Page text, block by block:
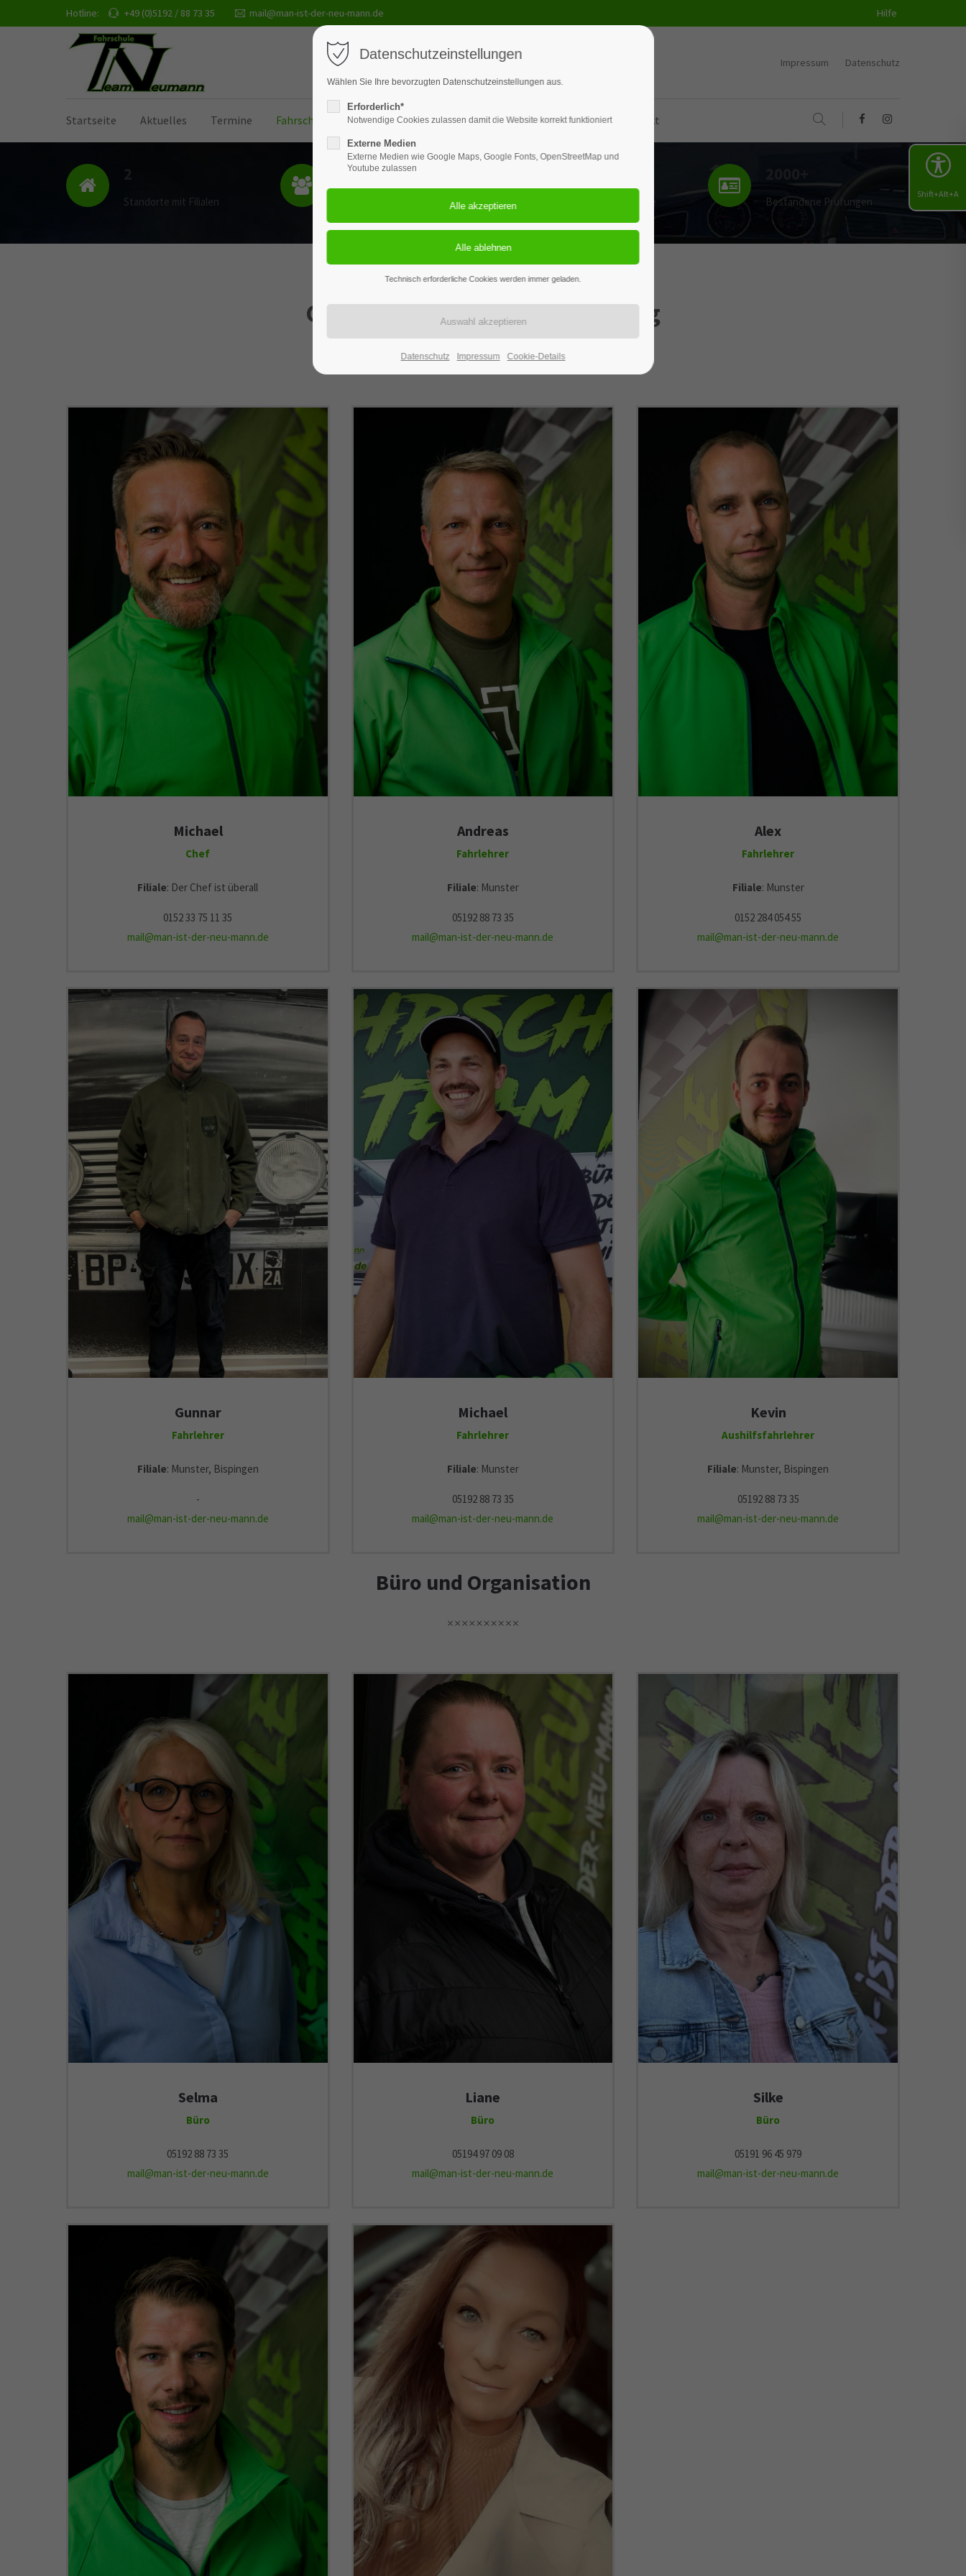
Hotline: +49 (0)5192 / 88 73 35 mail@man-ist-der-neu-mann.de Hilfe
Startseite Aktuelles Termine Fahrschule Lehrmittel Kurse Galerie Unterricht Kontakt
Impressum Datenschutz
Standorte mit Filialen verwendete Fahrzeuge Bestandene Prüfungen
Chef, Fahrlehrer und Ausbildung
Michael
Chef
Filiale: Der Chef ist überall
0152 33 75 11 35
mail@man-ist-der-neu-mann.de
Andreas
Fahrlehrer
Filiale: Munster
05192 88 73 35
mail@man-ist-der-neu-mann.de
Alex
Fahrlehrer
Filiale: Munster
0152 284 054 55
mail@man-ist-der-neu-mann.de
Gunnar
Fahrlehrer
Filiale: Munster, Bispingen
-
mail@man-ist-der-neu-mann.de
Michael
Fahrlehrer
Filiale: Munster
05192 88 73 35
mail@man-ist-der-neu-mann.de
Kevin
Aushilfsfahrlehrer
Filiale: Munster, Bispingen
05192 88 73 35
mail@man-ist-der-neu-mann.de
Büro und Organisation
Selma
Büro
05192 88 73 35
mail@man-ist-der-neu-mann.de
Liane
Büro
05194 97 09 08
mail@man-ist-der-neu-mann.de
Silke
Büro
05191 96 45 979
mail@man-ist-der-neu-mann.de
Datenschutzeinstellungen
Wählen Sie Ihre bevorzugten Datenschutzeinstellungen aus.
Erforderlich*
Notwendige Cookies zulassen damit die Website korrekt funktioniert
Externe Medien
Externe Medien wie Google Maps, Google Fonts, OpenStreetMap und
Youtube zulassen
Technisch erforderliche Cookies werden immer geladen.
Datenschutz Impressum Cookie-Details
Shift+Alt+A